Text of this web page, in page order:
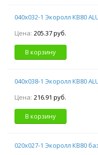
040х032-1 Экоролл КВ80
Цена: 205.37 руб.
В корзину
040х038-1 Экоролл КВ80
Цена: 216.91 руб.
В корзину
020х027-1 Экоролл КВ80